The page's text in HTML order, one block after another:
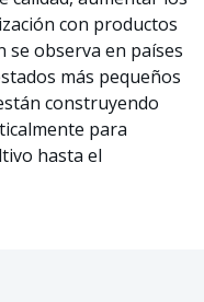
con productos
se observa en países
más pequeños
construyendo
para
hasta el